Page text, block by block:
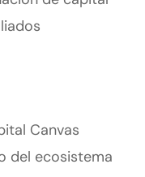
Canvas
del ecosistema